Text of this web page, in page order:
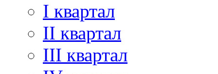
I квартал
II квартал
III квартал